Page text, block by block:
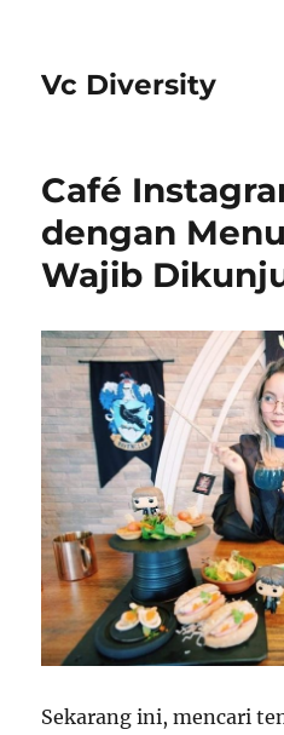
Vc Diversity
Café
dengan
Wajib
Sekarang ini, mencari